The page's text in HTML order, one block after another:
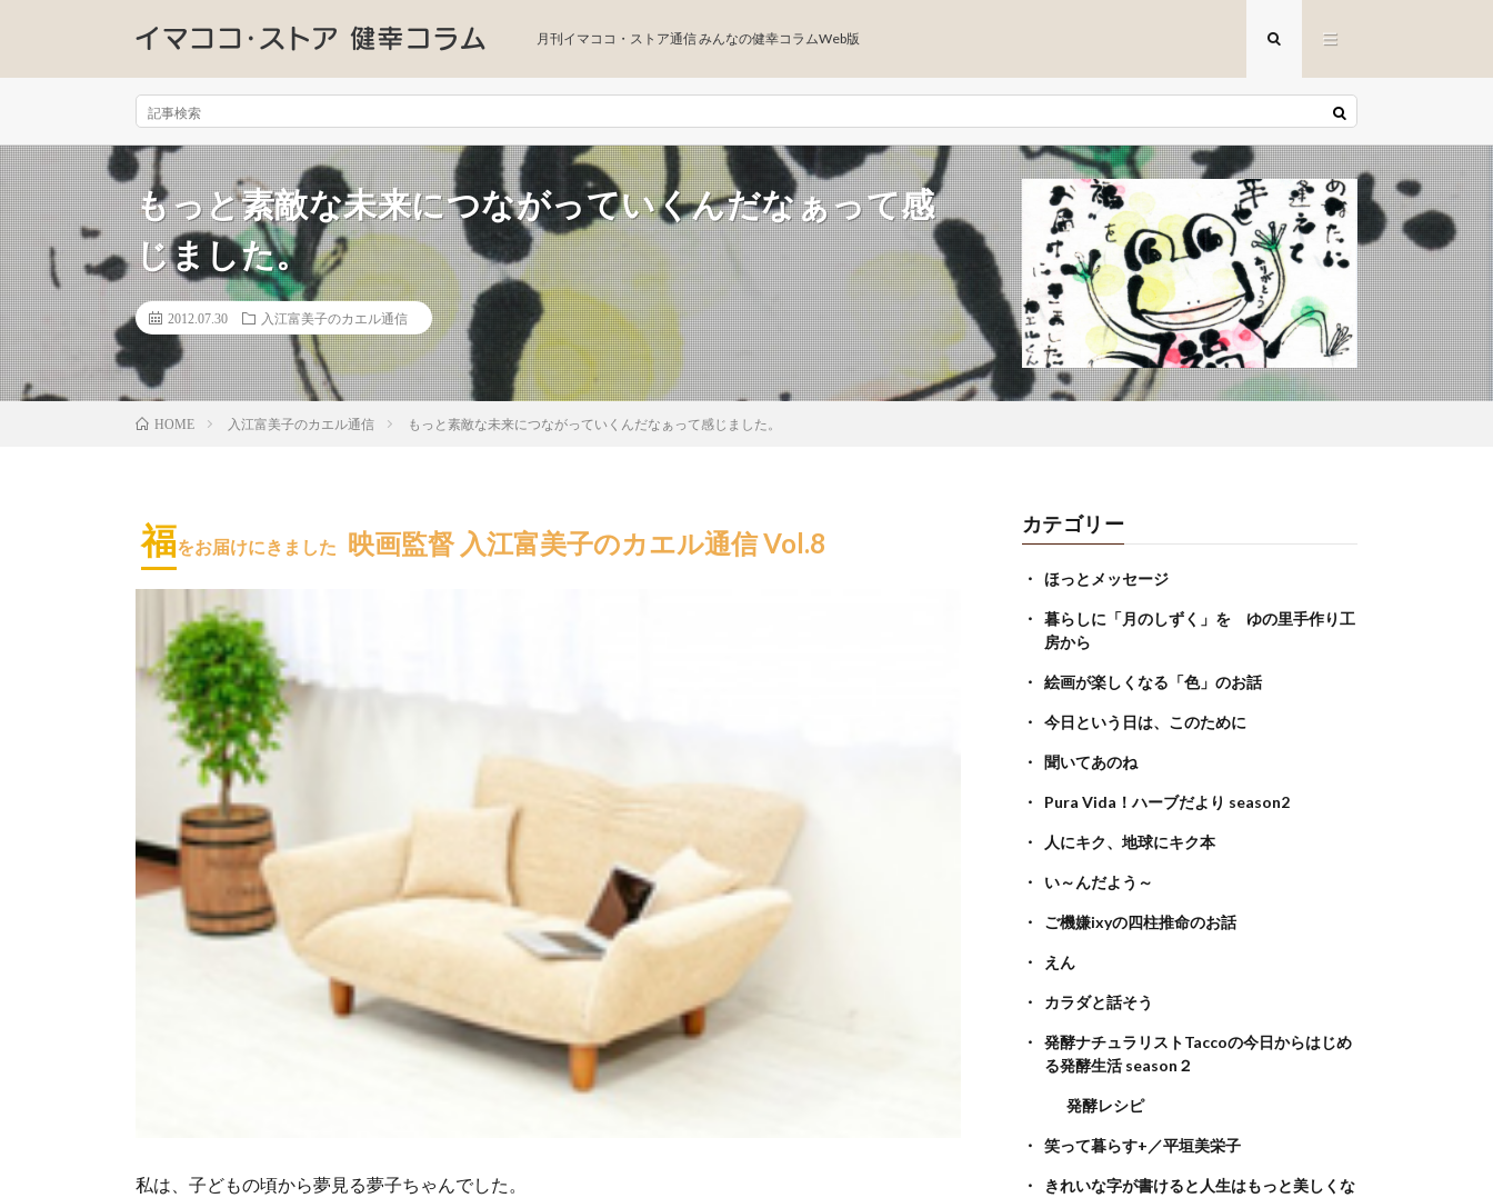
月刊イマココ・ストア通信 みんなの健幸コラムWeb版
もっと素敵な未来につながっていくんだなぁって感
じました。
2012.07.30 入江富美子のカエル通信
HOME 入江富美子のカエル通信 もっと素敵な未来につながっていくんだなぁって感じました。
福をお届けにきました 映画監督 入江富美子のカエル通信 Vol.8
私は、子どもの頃から夢見る夢子ちゃんでした。
カテゴリー
ほっとメッセージ
暮らしに「月のしずく」を ゆの里手作り工
房から
絵画が楽しくなる「色」のお話
今日という日は、このために
聞いてあのね
Pura Vida！ハーブだより season2
人にキク、地球にキク本
い～んだよう～
ご機嫌ixyの四柱推命のお話
えん
カラダと話そう
発酵ナチュラリストTaccoの今日からはじめ
る発酵生活 season２
発酵レシピ
笑って暮らす+／平垣美栄子
きれいな字が書けると人生はもっと美しくな